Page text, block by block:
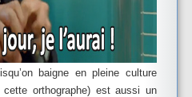
baigne en pleine culture
orthographe) est aussi un